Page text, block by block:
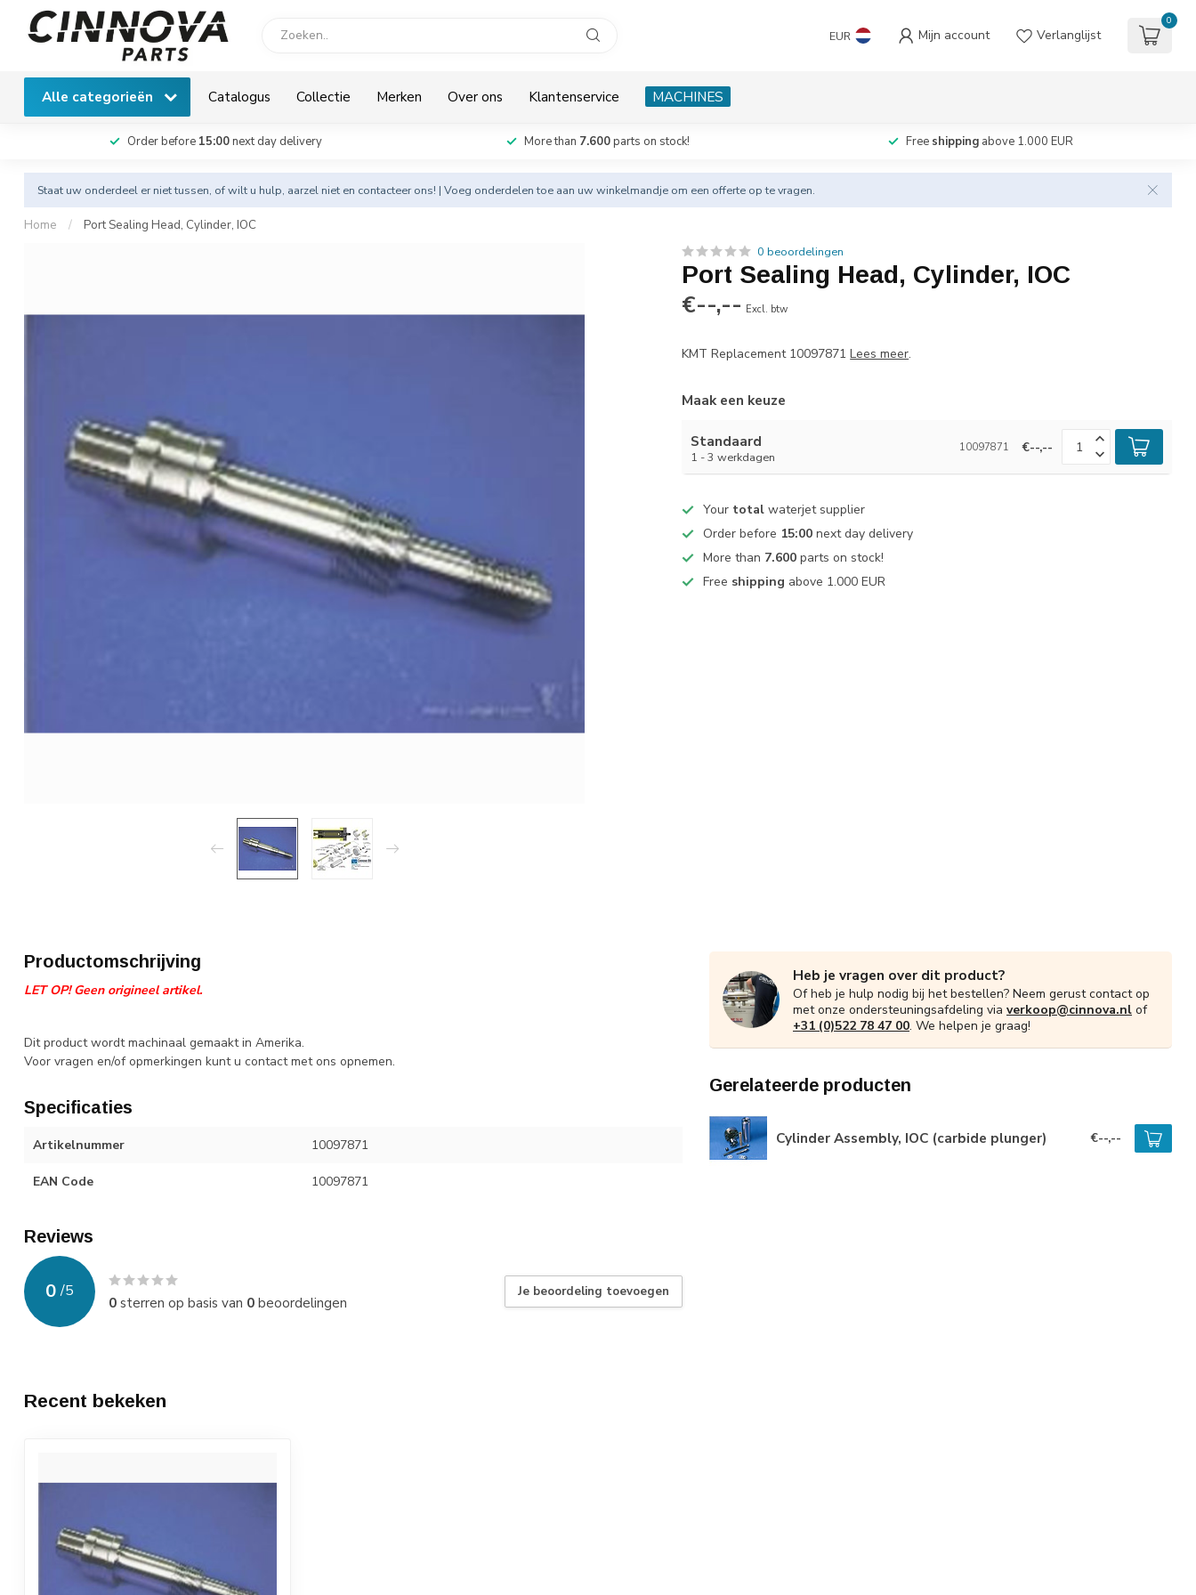
EUR Mijn account Verlanglijst
0
Alle categorieën Catalogus Collectie Merken Over ons Klantenservice MACHINES
Order before 15:00next day delivery More than 7.600parts on stock! Free shipping above 1.000 EUR
Staat uw onderdeel er niet tussen, of wilt u hulp, aarzel niet en contacteer ons! | Voeg onderdelen toe aan uw winkelmandje om een offerte op te vragen.
Home / Port Sealing Head, Cylinder, IOC
0 beoordelingen
Port Sealing Head, Cylinder, IOC
€--,-- Excl. btw
KMT Replacement 10097871Lees meer.
Maak een keuze
Standaard
1 - 3 werkdagen
10097871 €--,--
Your total waterjet supplier
Order before 15:00 next day delivery
More than 7.600 parts on stock!
Free shipping above 1.000 EUR
Productomschrijving
LET OP! Geen origineel artikel.
Dit product wordt machinaal gemaakt in Amerika.
Voor vragen en/of opmerkingen kunt u contact met ons opnemen.
Specificaties
Artikelnummer 10097871
EAN Code 10097871
Reviews
0 /5
0sterren op basis van 0beoordelingen
Je beoordeling toevoegen
Heb je vragen over dit product?
Of heb je hulp nodig bij het bestellen? Neem gerust contact op
met onze ondersteuningsafdeling via verkoop@cinnova.nl of
+31 (0)522 78 47 00. We helpen je graag!
Gerelateerde producten
Cylinder Assembly, IOC (carbide plunger) €--,--
Recent bekeken